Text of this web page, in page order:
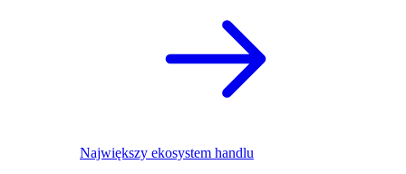
Największy ekosystem handlu